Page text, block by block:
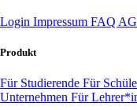
Login Impressum FAQ
Produkt
Für Studierende Für
Unternehmen Für